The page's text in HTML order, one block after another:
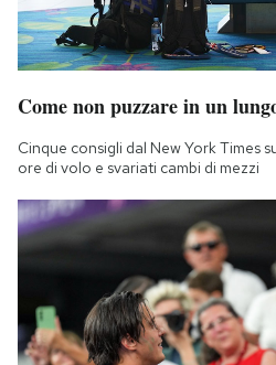
Come non puzzare in un
Cinque consigli dal New York Times
ore di volo e svariati cambi di mezzi